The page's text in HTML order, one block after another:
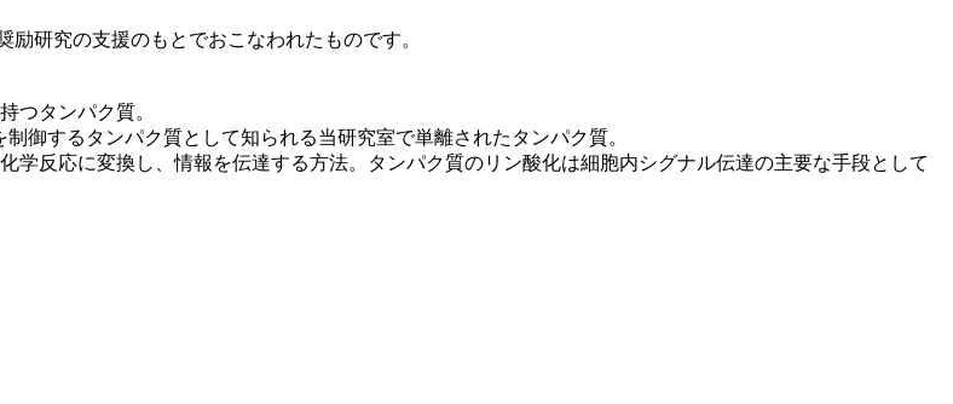
研究の支援のもとでおこなわれたものです。
つタンパク質。
御するタンパク質として知られる当研究室で単離されたタンパク質。
反応に変換し、情報を伝達する方法。タンパク質のリン酸化は細胞内シグナル伝達の主要な手段として